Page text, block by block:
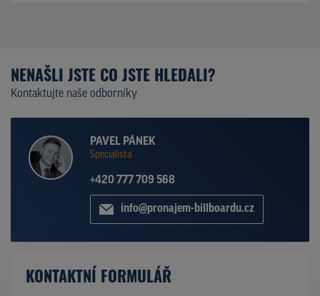
NENAŠLI JSTE CO JSTE HLEDALI?
Kontaktujte naše odborníky
PAVEL PÁNEK
Specialista
+420 777 709 568
info@pronajem-billboardu.cz
KONTAKTNÍ FORMULÁŘ